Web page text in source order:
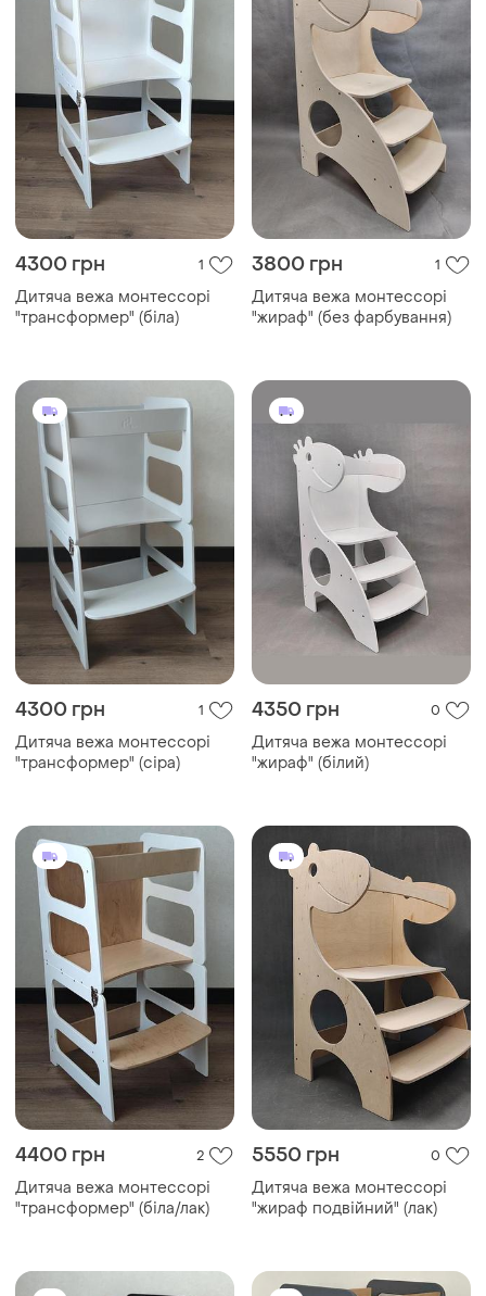
4300 грн 1
Дитяча вежа монтессорі
"трансформер" (біла)
3800 грн 1
Дитяча вежа монтессорі
"жираф" (без фарбування)
4300 грн 1
Дитяча вежа монтессорі
"трансформер" (сіра)
4350 грн 0
Дитяча вежа монтессорі
"жираф" (білий)
4400 грн 2
Дитяча вежа монтессорі
"трансформер" (біла/лак)
5550 грн 0
Дитяча вежа монтессорі
"жираф подвійний" (лак)